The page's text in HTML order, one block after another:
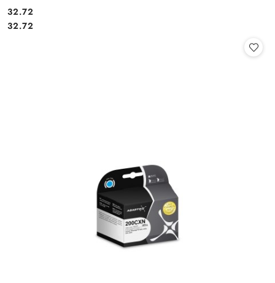
Cena:
32.72
Cena:
32.72